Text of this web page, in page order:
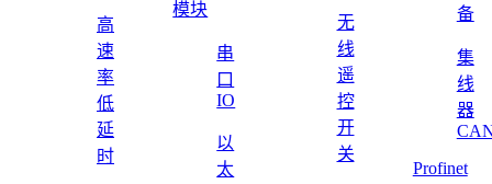
高
速
率
低
延
时
模块
串
口
IO
以
太
无
线
遥
控
开
关
备
集
线
器
Profinet